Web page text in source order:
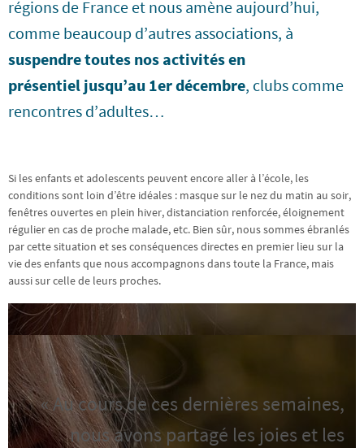
régions de France et nous amène aujourd’hui,
comme beaucoup d’autres associations, à
suspendre toutes nos activités en
présentiel jusqu’au 1er décembre, clubs comme
rencontres d’adultes…
Si les enfants et adolescents peuvent encore aller à l’école, les
conditions sont loin d’être idéales : masque sur le nez du matin au soir,
fenêtres ouvertes en plein hiver, distanciation renforcée, éloignement
régulier en cas de proche malade, etc. Bien sûr, nous sommes ébranlés
par cette situation et ses conséquences directes en premier lieu sur la
vie des enfants que nous accompagnons dans toute la France, mais
aussi sur celle de leurs proches.
« Au cours de ces dernières semaines,
nous avons partagé les joies et les